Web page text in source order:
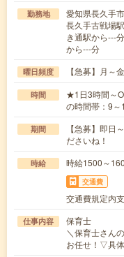
勤務地
愛知県長久手市
長久手古戦場
き通駅から---
から---分
曜日頻度 【急募】月～
時間
★1日3時間～
の時間帯：9
期間
【急募】即日
ださいね！
時給 時給1500～
交通費
交通費規定内
仕事内容
保育士
＼保育士さん
お任せ！▽具